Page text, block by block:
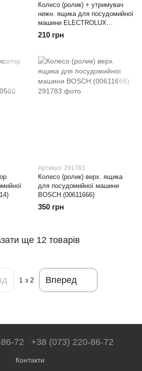
Колесо (ролик) + утримувач
нижн. ящика для посудомийної
машини ELECTROLUX
(956532006)
210 грн
Артикул: 291783
Колесо (ролик) верх. ящика
для посудомийної машини
BOSCH (00611666)
350 грн
ще 12 товарів
1 з 2 Вперед
72 +38 (073) 220-86-72
Контакти